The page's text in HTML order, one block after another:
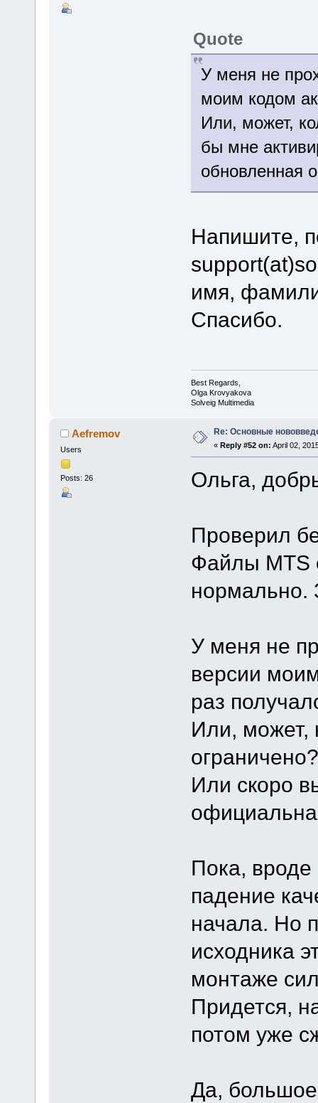
Quote
У меня не
моим кодом
Или, может,
бы мне
обновленная
Напишите,
имя,
Спасибо.
Best Regards,
Olga Krovyakova
Solveig Multimedia
Aefremov
Users
Posts: 26
Re: Основные
« Reply #52 on: April 02,
Ольга,
Проверил
Файлы MTS
нормально.
У меня не
версии
раз
Или, может,
Или скоро
Пока,
падение
начала. Но
исходника
монтаже
Придется,
потом уже
Да,